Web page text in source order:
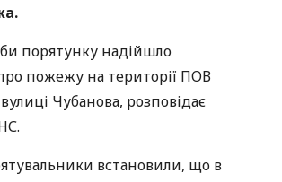
порятунку надійшло
пожежу на території ПОВ
Чубанова, розповідає
встановили, що в